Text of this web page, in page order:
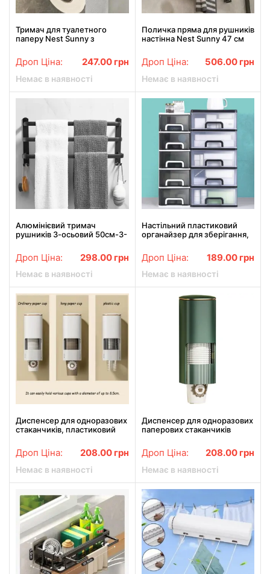
Тримач для туалетного
паперу Nest Sunny з
Дроп Ціна: 247.00 грн
Немає в наявності
Поличка пряма для рушників
настінна Nest Sunny 47 см
Дроп Ціна: 506.00 грн
Немає в наявності
Алюмінієвий тримач
рушників 3-осьовий 50см-3-
Дроп Ціна: 298.00 грн
Немає в наявності
Настільний пластиковий
органайзер для зберігання,
коробка кубічного типу
Дроп Ціна: 189.00 грн
Немає в наявності
Диспенсер для одноразових
стаканчиків, пластиковий
Білий
Дроп Ціна: 208.00 грн
Немає в наявності
Диспенсер для одноразових
паперових стаканчиків
Дроп Ціна: 208.00 грн
Немає в наявності